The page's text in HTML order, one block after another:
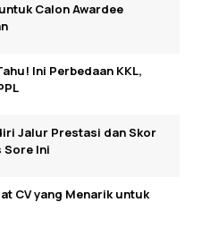
Calon Awardee
Ini Perbedaan KKL,
Jalur Prestasi dan Skor
Sore Ini
CV yang Menarik untuk